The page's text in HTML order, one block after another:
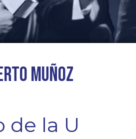
Muñoz
de la U